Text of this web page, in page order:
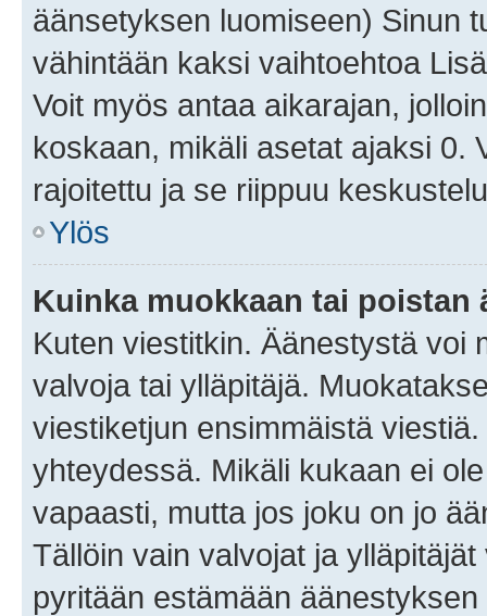
äänsetyksen luomiseen) Sinun
vähintään kaksi vaihtoehtoa
Voit myös antaa aikarajan,
koskaan, mikäli asetat ajaksi 0.
rajoitettu ja se riippuu
Ylös
Kuinka muokkaan tai poistan
Kuten viestitkin. Äänestystä voi
valvoja tai ylläpitäjä.
viestiketjun ensimmäistä
yhteydessä. Mikäli kukaan ei
vapaasti, mutta jos joku on jo
Tällöin vain valvojat ja
pyritään estämään